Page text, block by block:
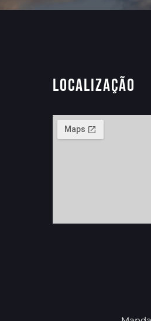
Localização